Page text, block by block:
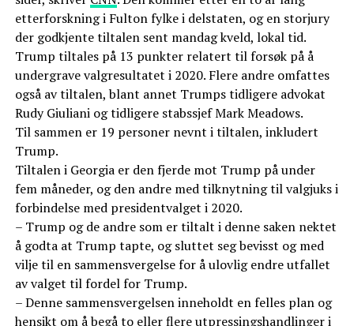
etterforskning i Fulton fylke i delstaten, og en storjury
der godkjente tiltalen sent mandag kveld, lokal tid.
Trump tiltales på 13 punkter relatert til forsøk på å
undergrave valgresultatet i 2020. Flere andre omfattes
også av tiltalen, blant annet Trumps tidligere advokat
Rudy Giuliani og tidligere stabssjef Mark Meadows.
Til sammen er 19 personer nevnt i tiltalen, inkludert
Trump.
Tiltalen i Georgia er den fjerde mot Trump på under
fem måneder, og den andre med tilknytning til valgjuks i
forbindelse med presidentvalget i 2020.
– Trump og de andre som er tiltalt i denne saken nektet
å godta at Trump tapte, og sluttet seg bevisst og med
vilje til en sammensvergelse for å ulovlig endre utfallet
av valget til fordel for Trump.
– Denne sammensvergelsen inneholdt en felles plan og
hensikt om å begå to eller flere utpressingshandlinger i